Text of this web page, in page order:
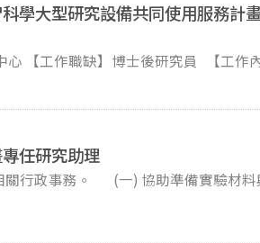
學大型研究設備共同使用服務計
舉辦
申請截止日期：即日起至2023年
科會後視年資經歷及審核結果調整。
任研究助理
整理與分析。 (四)